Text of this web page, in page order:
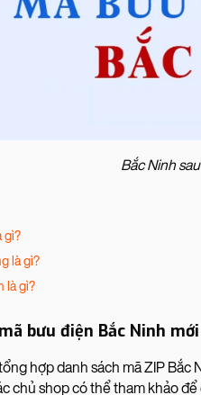
Bắc Ninh
gì?
là gì?
là gì?
bưu điện Bắc Ninh
hợp danh sách mã ZIP
chủ shop có thể tham khảo